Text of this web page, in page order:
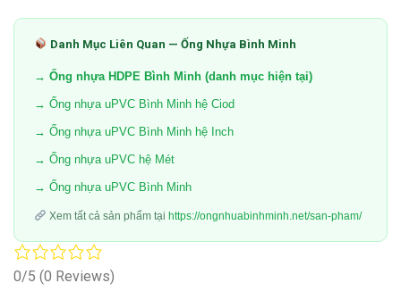
Danh Mục Liên Quan — Ống Nhựa Bình Minh
→ Ống nhựa HDPE Bình Minh (danh mục hiện tại)
→ Ống nhựa uPVC Bình Minh hệ Ciod
→ Ống nhựa uPVC Bình Minh hệ Inch
→ Ống nhựa uPVC hệ Mét
→ Ống nhựa uPVC Bình Minh
Xem tất cả sản phẩm tại https://ongnhuabinhminh.net/san-pham/
0/5 (0 Reviews)